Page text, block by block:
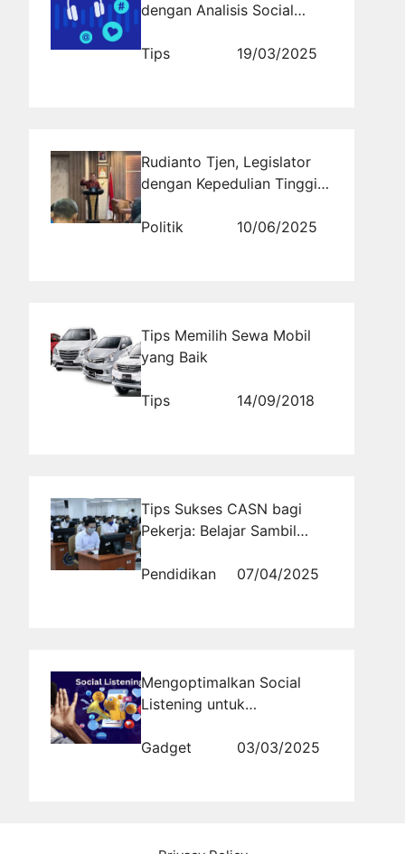
dengan Analisis Social
Tips
19/03/2025
Rudianto Tjen, Legislator
dengan Kepedulian Tinggi
Belitung
Politik 10/06/2025
Tips Memilih Sewa Mobil
yang Baik
Tips 14/09/2018
Tips Sukses CASN bagi
Pekerja: Belajar Sambil
Pendidikan
07/04/2025
Mengoptimalkan Social
Listening untuk
Tren Pasar
Gadget 03/03/2025